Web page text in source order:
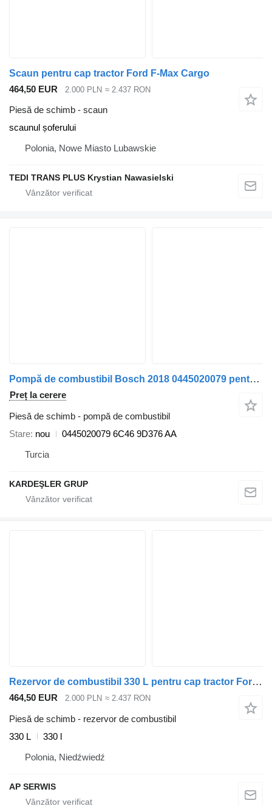
Scaun pentru cap tractor Ford F-Max Cargo
464,50 EUR
2.000 PLN ≈ 2.437 RON
Piesă de schimb - scaun
scaunul șoferului
Polonia, Nowe Miasto Lubawskie
TEDI TRANS PLUS Krystian Nawasielski
Pompă de combustibil Bosch 2018 0445020079 pentru cap tractor Ford CARGO
Preț la cerere
Piesă de schimb - pompă de combustibil
Stare nou
0445020079 6C46 9D376 AA
Turcia
KARDEŞLER GRUP
Rezervor de combustibil 330 L pentru cap tractor Ford F MAX CARGO F LINE
464,50 EUR 2.000 PLN ≈ 2.437 RON
Piesă de schimb - rezervor de combustibil
330 L
330 l
Polonia, Niedźwiedź
AP SERWIS